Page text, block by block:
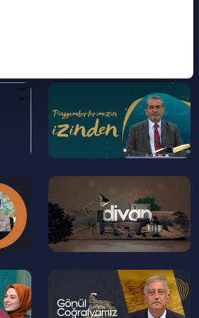
--
>
>
>
--
--
>
--
>